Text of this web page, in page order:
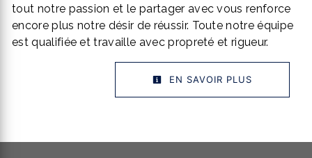
tout notre passion et le partager avec vous renforce
encore plus notre désir de réussir. Toute notre équipe
est qualifiée et travaille avec propreté et rigueur.
EN SAVOIR PLUS